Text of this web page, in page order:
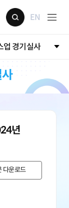
EN
업 경기실사
년
다운로드